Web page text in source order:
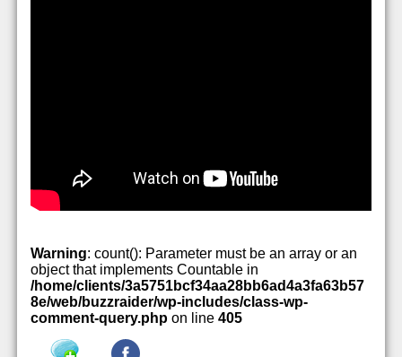
Warning: count(): Parameter must be an array or an
object that implements Countable in
/home/clients/3a5751bcf34aa28bb6ad4a3fa63b57
8e/web/buzzraider/wp-includes/class-wp-
comment-query.php on line 405